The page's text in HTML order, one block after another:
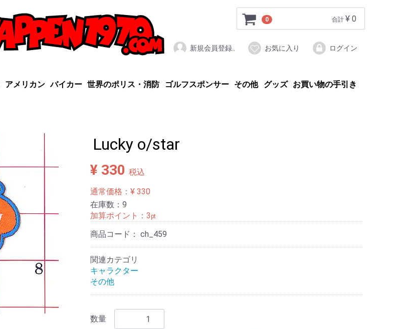
0 合計 ¥ 0
新規会員登録.. お気に入り ログイン
アメリカン バイカー 世界のポリス・消防 ゴルフスポンサー その他 グッズ お買い物の手引き
Lucky o/star
¥ 330 税込
通常価格：¥ 330
在庫数：9
加算ポイント： 3 pt
商品コード： ch_459
関連カテゴリ
キャラクター
その他
数量